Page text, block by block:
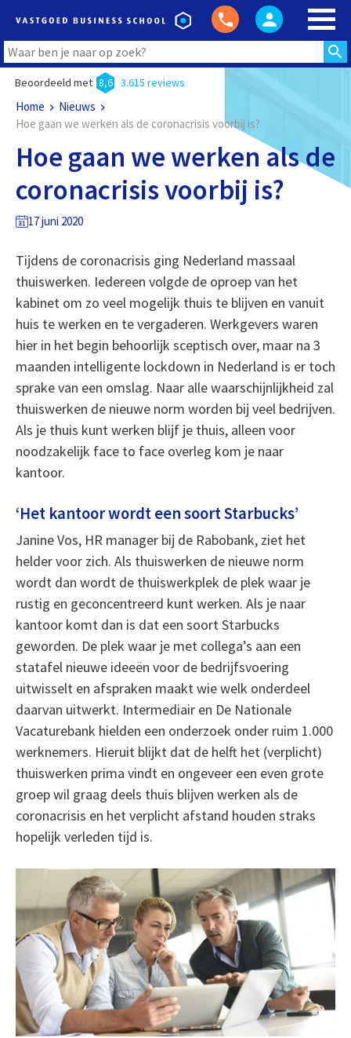
Beoordeeld met 8,6 3.615 reviews
Home
Nieuws
Hoe gaan we werken als de coronacrisis voorbij is?
Hoe gaan we werken als de
coronacrisis voorbij is?
17 juni 2020
Tijdens de coronacrisis ging Nederland massaal
thuiswerken. Iedereen volgde de oproep van het
kabinet om zo veel mogelijk thuis te blijven en vanuit
huis te werken en te vergaderen. Werkgevers waren
hier in het begin behoorlijk sceptisch over, maar na 3
maanden intelligente lockdown in Nederland is er toch
sprake van een omslag. Naar alle waarschijnlijkheid zal
thuiswerken de nieuwe norm worden bij veel bedrijven.
Als je thuis kunt werken blijf je thuis, alleen voor
noodzakelijk face to face overleg kom je naar
kantoor.
‘Het kantoor wordt een soort Starbucks’
Janine Vos, HR manager bij de Rabobank, ziet het
helder voor zich. Als thuiswerken de nieuwe norm
wordt dan wordt de thuiswerkplek de plek waar je
rustig en geconcentreerd kunt werken. Als je naar
kantoor komt dan is dat een soort Starbucks
geworden. De plek waar je met collega’s aan een
statafel nieuwe ideeën voor de bedrijfsvoering
uitwisselt en afspraken maakt wie welk onderdeel
daarvan uitwerkt. Intermediair en De Nationale
Vacaturebank hielden een onderzoek onder ruim 1.000
werknemers. Hieruit blijkt dat de helft het (verplicht)
thuiswerken prima vindt en ongeveer een even grote
groep wil graag deels thuis blijven werken als de
coronacrisis en het verplicht afstand houden straks
hopelijk verleden tijd is.